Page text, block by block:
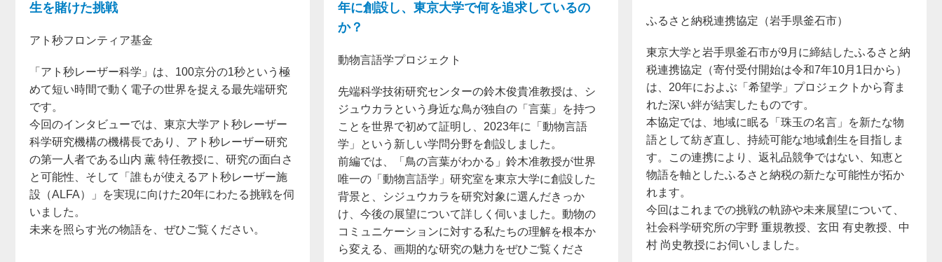
生を賭けた挑戦
アト秒フロンティア基金
「アト秒レーザー科学」は、100京分の1秒という極
めて短い時間で動く電子の世界を捉える最先端研究
です。
今回のインタビューでは、東京大学アト秒レーザー
科学研究機構の機構長であり、アト秒レーザー研究
の第一人者である山内 薫 特任教授に、研究の面白さ
と可能性、そして「誰もが使えるアト秒レーザー施
設（ALFA）」を実現に向けた20年にわたる挑戦を伺
いました。
未来を照らす光の物語を、ぜひご覧ください。
年に創設し、東京大学で何を追求しているの
か？
動物言語学プロジェクト
先端科学技術研究センターの鈴木俊貴准教授は、シ
ジュウカラという身近な鳥が独自の「言葉」を持つ
ことを世界で初めて証明し、2023年に「動物言語
学」という新しい学問分野を創設しました。
前編では、「鳥の言葉がわかる」鈴木准教授が世界
唯一の「動物言語学」研究室を東京大学に創設した
背景と、シジュウカラを研究対象に選んだきっか
け、今後の展望について詳しく伺いました。動物の
コミュニケーションに対する私たちの理解を根本か
ら変える、画期的な研究の魅力をぜひご覧くださ
ふるさと納税連携協定（岩手県釜石市）
東京大学と岩手県釜石市が9月に締結したふるさと納
税連携協定（寄付受付開始は令和7年10月1日から）
は、20年におよぶ「希望学」プロジェクトから育ま
れた深い絆が結実したものです。
本協定では、地域に眠る「珠玉の名言」を新たな物
語として紡ぎ直し、持続可能な地域創生を目指しま
す。この連携により、返礼品競争ではない、知恵と
物語を軸としたふるさと納税の新たな可能性が拓か
れます。
今回はこれまでの挑戦の軌跡や未来展望について、
社会科学研究所の宇野 重規教授、玄田 有史教授、中
村 尚史教授にお伺いしました。